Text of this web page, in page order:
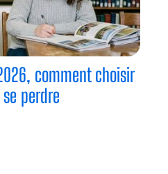
comment choisir
perdre